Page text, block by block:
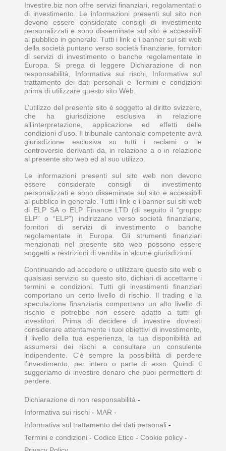
Investire.biz non offre servizi finanziari, regolamentati o
di investimento. Le informazioni presenti sul sito non
devono essere considerate consigli di investimento
personalizzati e sono disseminate sul sito e accessibili
al pubblico in generale. Tutti i link e i banner sui siti web
della società puntano verso società finanziarie, fornitori
di servizi di investimento o banche regolamentate in
Europa. Si prega di leggere Dichiarazione di non
responsabilità, Informativa sui rischi, Informativa sul
trattamento dei dati personali e Termini e condizioni
prima di utilizzare questo sito Web.
L’utilizzo del presente sito è soggetto al diritto svizzero,
che ha giurisdizione esclusiva in relazione
all’interpretazione, applicazione ed effetti delle
condizioni d’uso. Il tribunale cantonale competente avrà
giurisdizione esclusiva su tutti i reclami o le
controversie derivanti da, in relazione a o in relazione
al presente sito web ed al suo utilizzo.
Le informazioni presenti sul sito web non devono
essere considerate consigli di investimento
personalizzati e sono disseminate sul sito e accessibili
al pubblico in generale. Tutti i link e i banner sui siti web
di ELP SA o ELP Finance LTD (di seguito il “gruppo
ELP” o “ELP”) indirizzano verso società finanziarie,
fornitori di servizi di investimento o banche
regolamentate in Europa. Gli strumenti finanziari
menzionati nel presente sito web possono essere
soggetti a restrizioni di vendita in alcune giurisdizioni.
Continuando ad accedere o utilizzare questo sito web o
qualsiasi servizio su questo sito, dichiari di accettarne i
termini e condizioni. Tutti gli investimenti finanziari
comportano un certo livello di rischio. Il trading e la
speculazione finanziaria comportano un alto livello di
rischio e potrebbe non essere adatto a tutti gli
investitori. Prima di decidere di investire dovresti
considerare attentamente i tuoi obiettivi di investimento,
il livello della tua esperienza, la tua disponibilità ad
assumersi dei rischi e consultare un consulente
indipendente. C'è sempre la possibilità di perdere
l'investimento, per intero o parte di esso. Quindi ti
suggeriamo di investire denaro che puoi permetterti di
perdere.
Dichiarazione di non responsabilità -
Informativa sui rischi - MAR -
Informativa sul trattamento dei dati personali -
Termini e condizioni - Codice Etico - Cookie policy -